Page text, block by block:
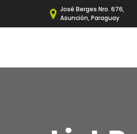
José Berges Nro. 676,
Asunción, Paraguay